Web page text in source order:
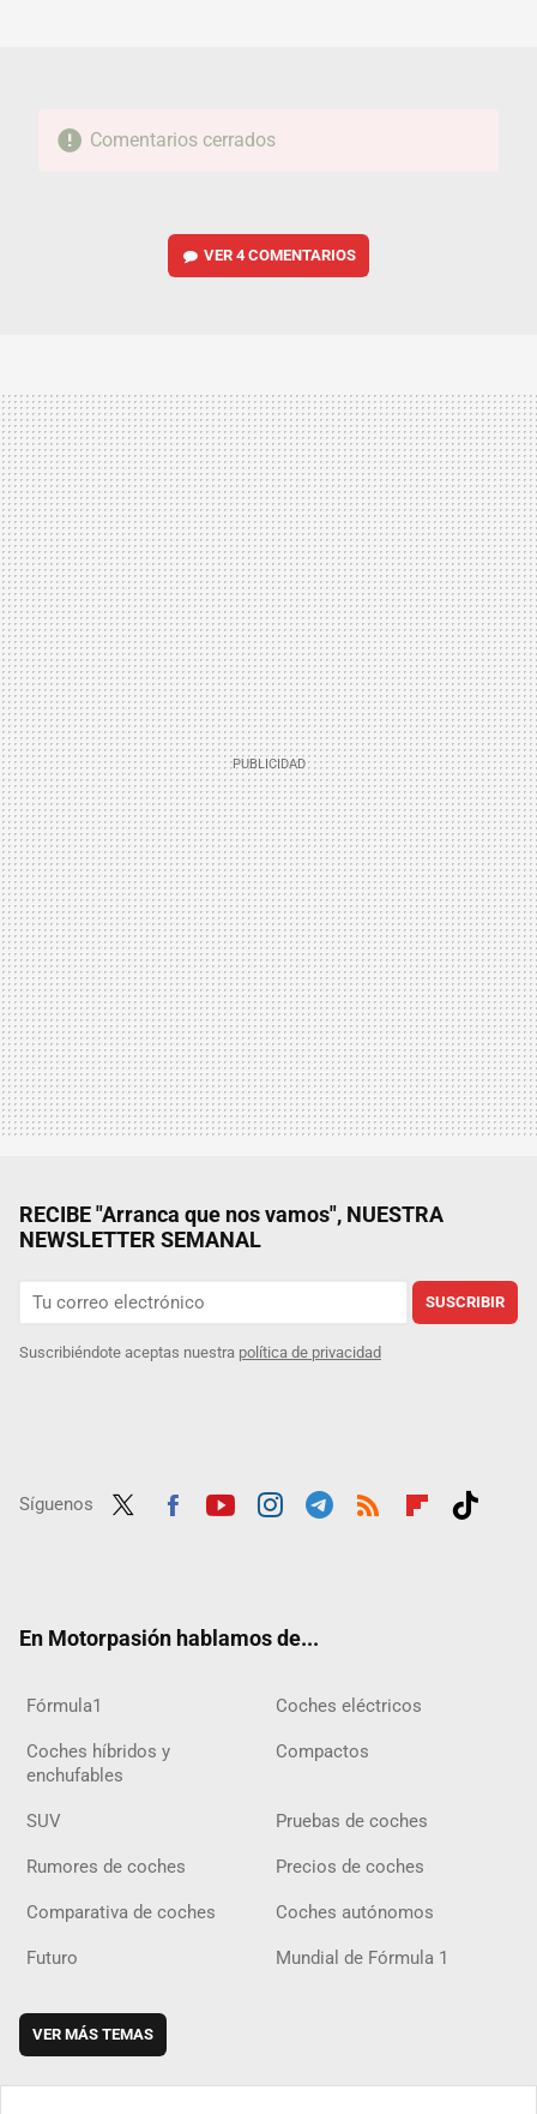
Comentarios cerrados
VER4 COMENTARIOS
RECIBE "Arranca que nos vamos", NUESTRA
NEWSLETTER SEMANAL
SUSCRIBIR
Suscribiéndote aceptas nuestra política de privacidad
Síguenos
En Motorpasión hablamos de...
Fórmula1 Coches eléctricos
Coches híbridos y
enchufables
Compactos
SUV Pruebas de coches
Rumores de coches Precios de coches
Comparativa de coches Coches autónomos
Futuro Mundial de Fórmula 1
VER MÁS TEMAS